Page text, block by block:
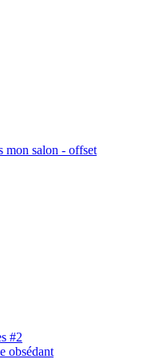
mon salon - offset
#2
obsédant